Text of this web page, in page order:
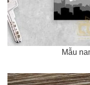
Mẫu